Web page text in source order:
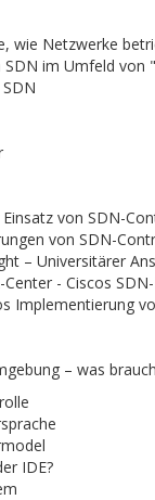
wie Netzwerke
SDN im Umfeld
von SDN-
von SDN-
– Universitärer
Center - Ciscos
Implementierung
– was
IDE?